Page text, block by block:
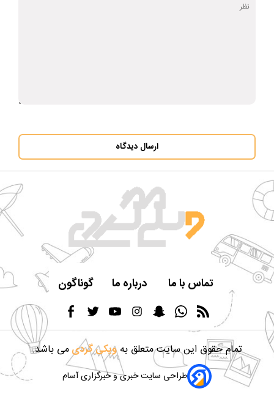
ارسال دیدگاه
تماس با ما درباره ما گوناگون
تمام حقوق این سایت متعلق بهویکی گردیمی باشد.
طراحی سایت خبری و خبرگزاری آسام